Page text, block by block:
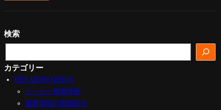
検索
索
カテゴリー
REX GEAR MEDIA
メーカー新着情報
撮影現場の実績紹介